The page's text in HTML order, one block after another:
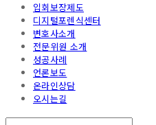
입회보장제도
디지털포렌식센터
변호사소개
전문위원 소개
성공사례
언론보도
온라인상담
오시는길